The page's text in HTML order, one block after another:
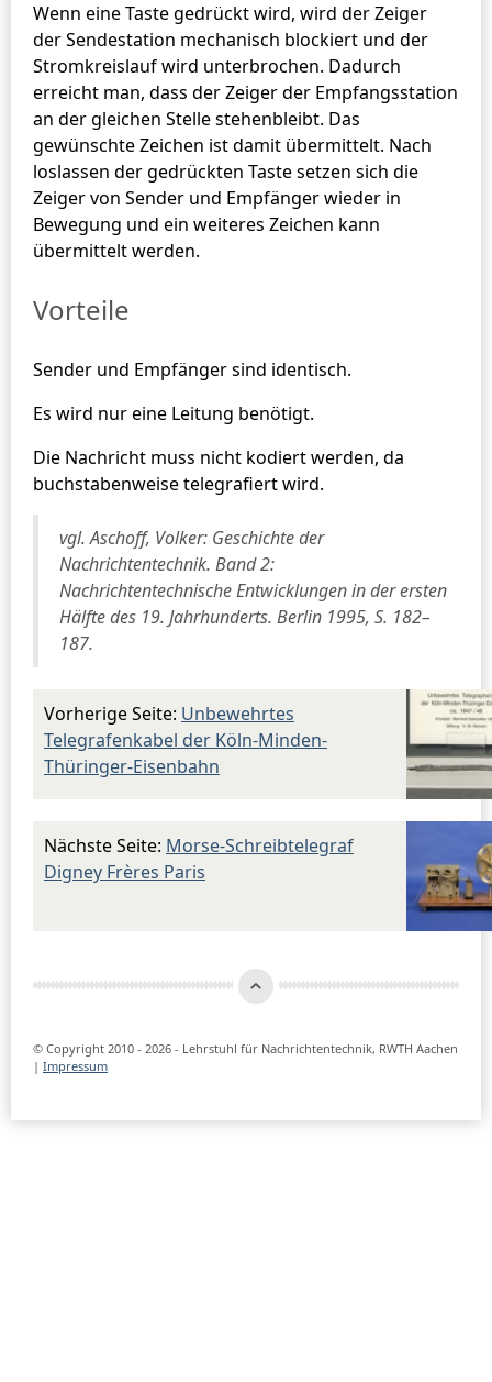
Wenn eine Taste gedrückt wird, wird der Zeiger
der Sendestation mechanisch blockiert und der
Stromkreislauf wird unterbrochen. Dadurch
erreicht man, dass der Zeiger der Empfangsstation
an der gleichen Stelle stehenbleibt. Das
gewünschte Zeichen ist damit übermittelt. Nach
loslassen der gedrückten Taste setzen sich die
Zeiger von Sender und Empfänger wieder in
Bewegung und ein weiteres Zeichen kann
übermittelt werden.
Vorteile
Sender und Empfänger sind identisch.
Es wird nur eine Leitung benötigt.
Die Nachricht muss nicht kodiert werden, da
buchstabenweise telegrafiert wird.
vgl. Aschoff, Volker: Geschichte der
Nachrichtentechnik. Band 2:
Nachrichtentechnische Entwicklungen in der ersten
Hälfte des 19. Jahrhunderts. Berlin 1995, S. 182–
187.
Vorherige Seite: Unbewehrtes
Telegrafenkabel der Köln-Minden-
Thüringer-Eisenbahn
Nächste Seite: Morse-Schreibtelegraf
Digney Frères Paris
© Copyright 2010 - 2026 - Lehrstuhl für Nachrichtentechnik, RWTH Aachen
| Impressum